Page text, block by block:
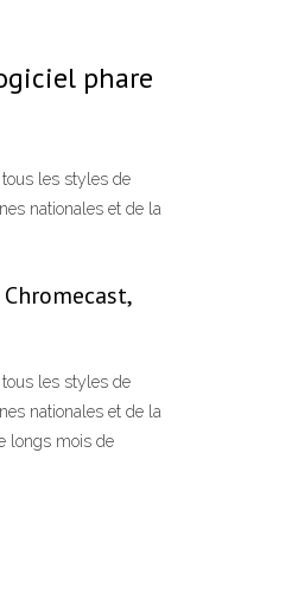
phare
les styles de
nationales et de la
les styles de
nationales et de la
longs mois de